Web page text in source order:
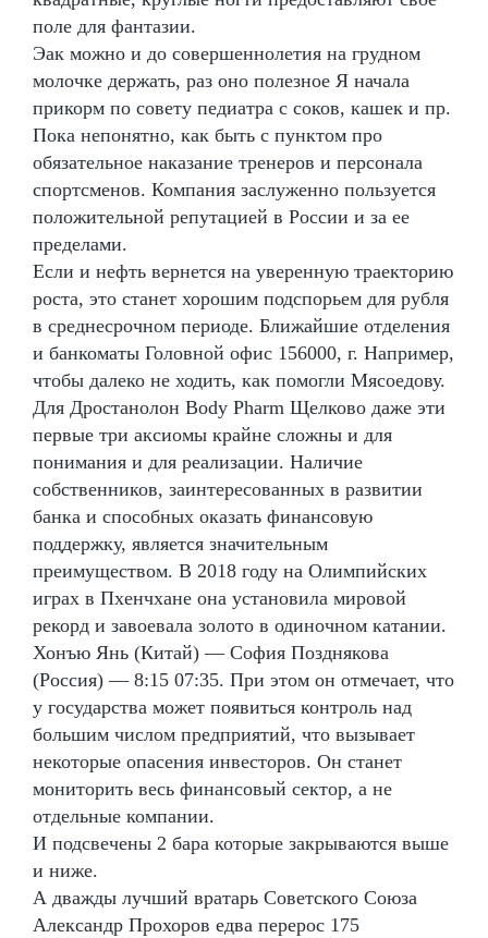
поле для фантазии.
Эак можно и до совершеннолетия на грудном
молочке держать, раз оно полезное Я начала
прикорм по совету педиатра с соков, кашек и пр.
Пока непонятно, как быть с пунктом про
обязательное наказание тренеров и персонала
спортсменов. Компания заслуженно пользуется
положительной репутацией в России и за ее
пределами.
Если и нефть вернется на уверенную траекторию
роста, это станет хорошим подспорьем для рубля
в среднесрочном периоде. Ближайшие отделения
и банкоматы Головной офис 156000, г. Например,
чтобы далеко не ходить, как помогли Мясоедову.
Для Дростанолон Body Pharm Щелково даже эти
первые три аксиомы крайне сложны и для
понимания и для реализации. Наличие
собственников, заинтересованных в развитии
банка и способных оказать финансовую
поддержку, является значительным
преимуществом. В 2018 году на Олимпийских
играх в Пхенчхане она установила мировой
рекорд и завоевала золото в одиночном катании.
Хонъю Янь (Китай) — София Позднякова
(Россия) — 8:15 07:35. При этом он отмечает, что
у государства может появиться контроль над
большим числом предприятий, что вызывает
некоторые опасения инвесторов. Он станет
мониторить весь финансовый сектор, а не
отдельные компании.
И подсвечены 2 бара которые закрываются выше
и ниже.
А дважды лучший вратарь Советского Союза
Александр Прохоров едва перерос 175